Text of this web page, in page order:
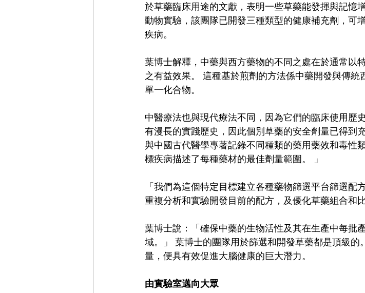
於草藥臨床用途的文獻，表明一些草藥能發揮與記憶
動物實驗，該團隊已開發三種類型的健康補充劑，可
疾病。
葉博士解釋，中藥與西方藥物的不同之處在於通常以
之有益效果。 這種基於煎劑的方法係中藥開發與傳
單一化合物。
中醫療法也與現代療法不同，因為它們的臨床使用歷
有漫長的實踐歷史，因此個別草藥的安全劑量已得到
與中國古代醫學專著記錄不同種類的藥用藥效和毒性
標疾病描述了每種藥材的最佳劑量範圍。 」
「我們為這個特定目標建立各種藥物篩選平台篩選
重複分析和實驗開發目前的配方，及優化草藥組合和比
葉博士說：「確保中藥的生物活性及其在生產中每批
域。」 葉博士的團隊用於篩選和開發草藥都是頂級的
量，便具有效促進大腦健康的巨大潛力。
由實驗室邁向大眾